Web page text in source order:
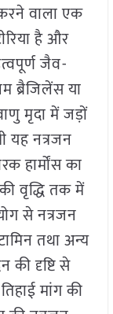
वाला एक
है और
जैव-
ब्रैजिलेंस या
मृदा में जड़ों
यह नत्रजन
हार्मोंस का
वृद्धि तक में
से नत्रजन
तथा अन्य
दृष्टि से
मांग की